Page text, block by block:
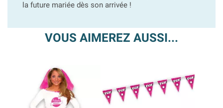
la future mariée dès son arrivée !
VOUS AIMEREZ AUSSI...